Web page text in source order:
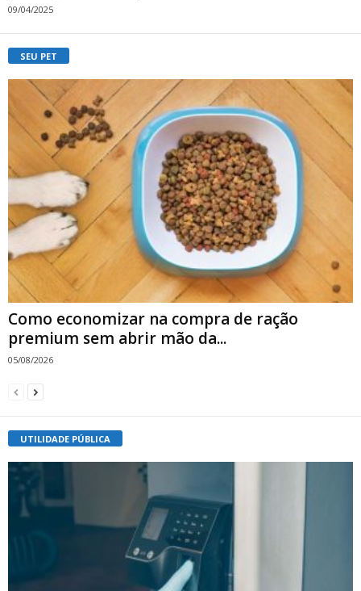
09/04/2025
SEU PET
Como economizar na compra de ração
premium sem abrir mão da...
05/08/2026
UTILIDADE PÚBLICA